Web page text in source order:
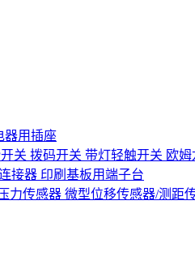
器用插座
关 拨码开关 带灯轻触开关 欧
接器 印刷基板用端子台
力传感器 微型位移传感器/测距